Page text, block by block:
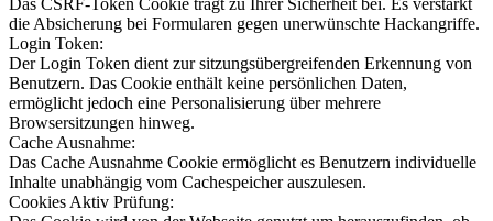
die Absicherung bei Formularen gegen unerwünschte Hackangriffe.
Login Token:
Der Login Token dient zur sitzungsübergreifenden Erkennung von
Benutzern. Das Cookie enthält keine persönlichen Daten,
ermöglicht jedoch eine Personalisierung über mehrere
Browsersitzungen hinweg.
Cache Ausnahme:
Das Cache Ausnahme Cookie ermöglicht es Benutzern individuelle
Inhalte unabhängig vom Cachespeicher auszulesen.
Cookies Aktiv Prüfung: